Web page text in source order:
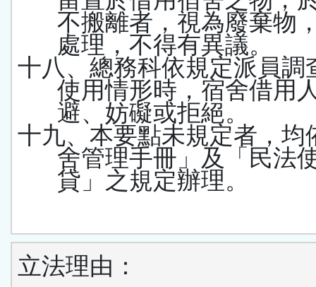
不搬離者，視為廢棄物
處理，不得有異議。
十八、總務科依規定派員調
使用情形時，宿舍借用
避、妨礙或拒絕。
十九、本要點未規定者，均
舍管理手冊」及「民法
貸」之規定辦理。
立法理由：